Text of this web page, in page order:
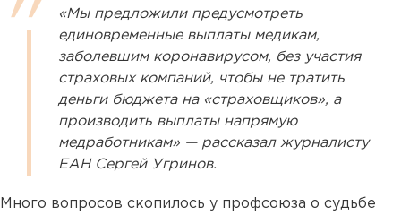
«Мы предложили предусмотреть
единовременные выплаты медикам,
заболевшим коронавирусом, без участия
страховых компаний, чтобы не тратить
деньги бюджета на «страховщиков», а
производить выплаты напрямую
медработникам» — рассказал журналисту
ЕАН Сергей Угринов.
Много вопросов скопилось у профсоюза о судьбе